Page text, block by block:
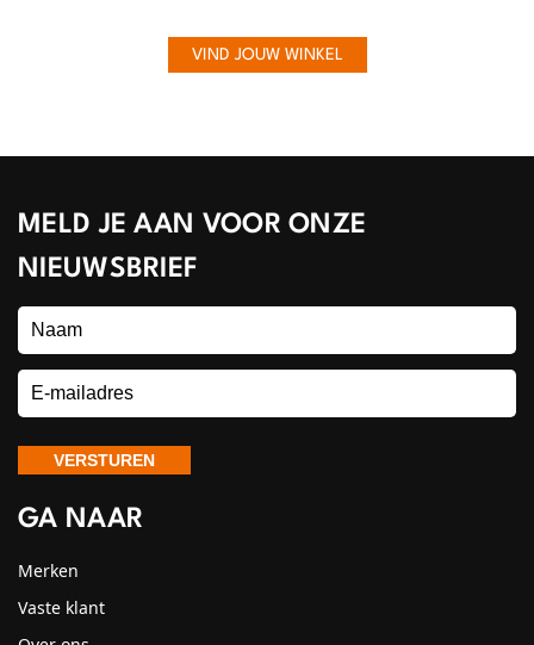
VIND JOUW WINKEL
MELD JE AAN VOOR ONZE
NIEUWSBRIEF
GA NAAR
Merken
Vaste klant